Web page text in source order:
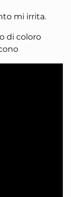
mi irrita.
di coloro